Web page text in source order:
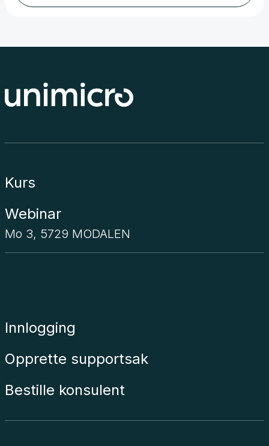
Kurs
Webinar
Mo 3, 5729 MODALEN
Innlogging
Opprette supportsak
Bestille konsulent